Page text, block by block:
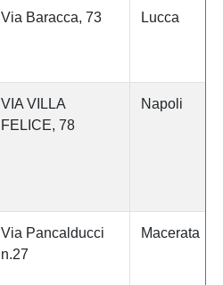
Via Baracca, 73 Lucca
VIA VILLA
FELICE, 78
Napoli
Via Pancalducci
n.27
Macerata